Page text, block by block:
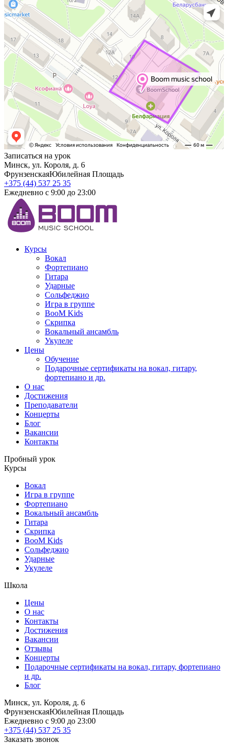
Записаться на урок
Минск, ул. Короля, д. 6
ФрунзенскаяЮбилейная Площадь
+375 (44) 537 25 35
Ежедневно с 9:00 до 23:00
Курсы
Вокал
Фортепиано
Гитара
Ударные
Сольфеджио
Игра в группе
BooM Kids
Скрипка
Вокальный ансамбль
Укулеле
Цены
Обучение
Подарочные сертификаты на вокал, гитару,
фортепиано и др.
О нас
Достижения
Преподаватели
Концерты
Блог
Вакансии
Контакты
Пробный урок
Курсы
Вокал
Игра в группе
Фортепиано
Вокальный ансамбль
Гитара
Скрипка
BooM Kids
Сольфеджио
Ударные
Укулеле
Школа
Цены
О нас
Контакты
Достижения
Вакансии
Отзывы
Концерты
Подарочные сертификаты на вокал, гитару, фортепиано
и др.
Блог
Минск, ул. Короля, д. 6
ФрунзенскаяЮбилейная Площадь
Ежедневно с 9:00 до 23:00
+375 (44) 537 25 35
Заказать звонок